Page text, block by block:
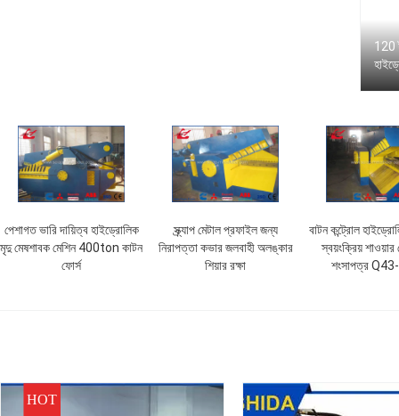
120
পেশাগত ভারি দায়িত্ব হাইড্রোলিক
মৃদু মেষশাবক মেশিন 400ton কাটন
ফোর্স
স্ক্র্যাপ মেটাল প্রফাইল জন্য
নিরাপত্তা কভার জলবাহী অলঙ্কার
শিয়ার রক্ষা
বাটন কন্ট্রোল
স্বয়ংক্রিয় শাওয়ার
শংসাপত্র
HOT